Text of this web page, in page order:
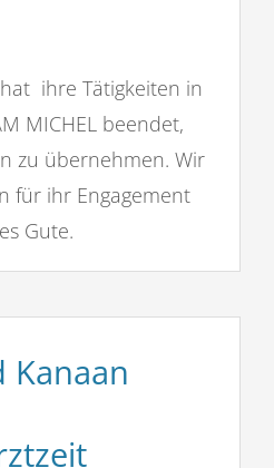
ihre Tätigkeiten in
MICHEL beendet,
zu übernehmen. Wir
für ihr Engagement
Gute.
Kanaan